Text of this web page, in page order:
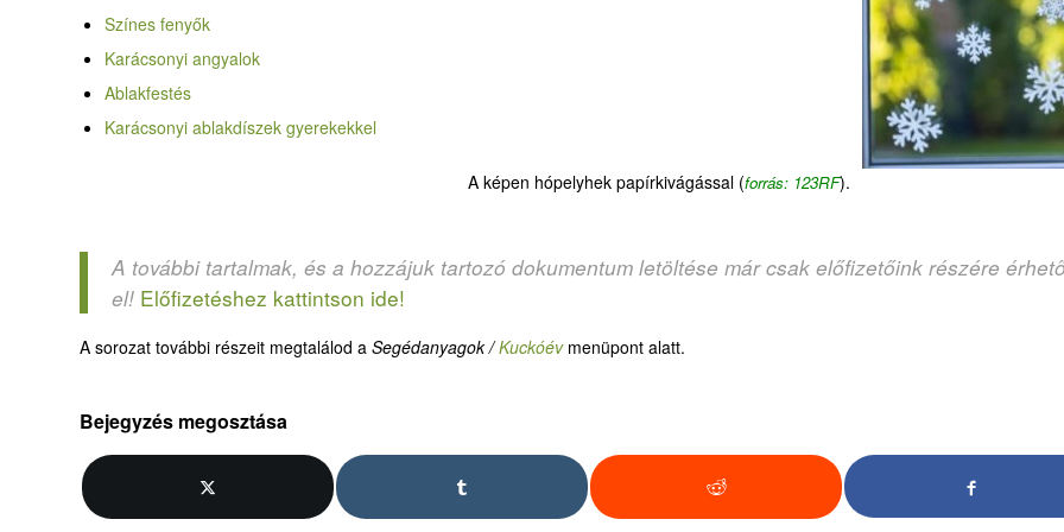
Színes fenyők
Karácsonyi angyalok
Ablakfestés
Karácsonyi ablakdíszek gyerekekkel
A képen hópelyhek papírkivágással (forrás: 123RF).
A további tartalmak, és a hozzájuk tartozó dokumentum letöltése már csak előfizetőink részére
el! Előfizetéshez kattintson ide!
A sorozat további részeit megtalálod a Segédanyagok /Kuckóév menüpont alatt.
Bejegyzés megosztása